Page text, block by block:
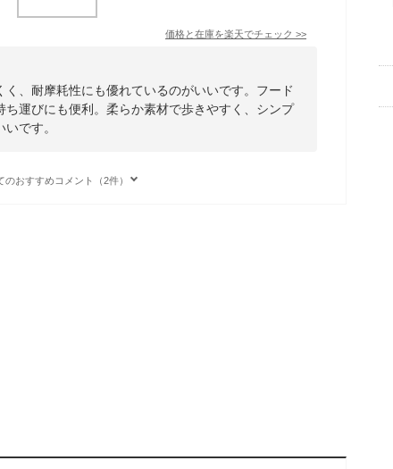
価格と在庫を楽天でチェック >>
、耐摩耗性にも優れているのがいいです。フード
運びにも便利。柔らか素材で歩きやすく、シンプ
です。
のおすすめコメント（2件）